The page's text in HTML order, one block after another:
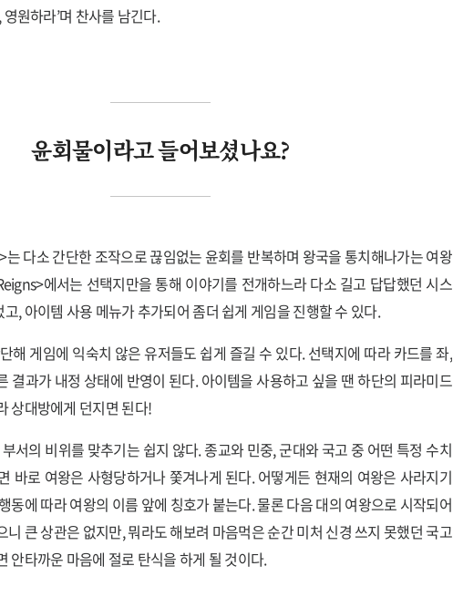
원하라’며 찬사를 남긴다.
윤회물이라고 들어보셨나요?
다소 간단한 조작으로 끊임없는 윤회를 반복하며 왕국을 통치해나가는 여왕
에서는 선택지만을 통해 이야기를 전개하느라 다소 길고 답답했던 시스
, 아이템 사용 메뉴가 추가되어 좀더 쉽게 게임을 진행할 수 있다.
해 게임에 익숙치 않은 유저들도 쉽게 즐길 수 있다. 선택지에 따라 카드를 좌,
결과가 내정 상태에 반영이 된다. 아이템을 사용하고 싶을 땐 하단의 피라미드
상대방에게 던지면 된다!
서의 비위를 맞추기는 쉽지 않다. 종교와 민중, 군대와 국고 중 어떤 특정 수치
바로 여왕은 사형당하거나 쫓겨나게 된다. 어떻게든 현재의 여왕은 사라지기
동에 따라 여왕의 이름 앞에 칭호가 붙는다. 물론 다음 대의 여왕으로 시작되어
니 큰 상관은 없지만, 뭐라도 해보려 마음먹은 순간 미처 신경 쓰지 못했던 국고
안타까운 마음에 절로 탄식을 하게 될 것이다.